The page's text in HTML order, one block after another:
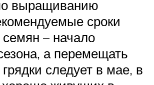
выращиванию
сроки
– начало
а перемещать
следует в мае, в